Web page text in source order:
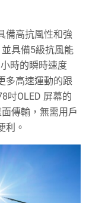
備高抗風性和強
具備5級抗風能
時的瞬時速度
多高速運動的跟
吋OLED 屏幕的
傳輸，無需用戶
利。